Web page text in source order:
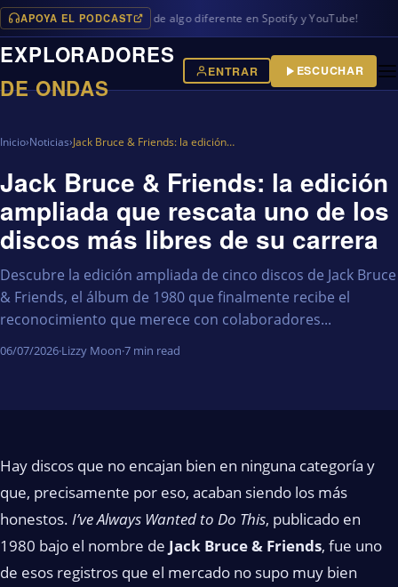
APOYA EL PODCAST
en iVoox, además de algo diferente en Spotify y YouTube!
EXPLORADORES
DE ONDAS
ENTRAR ESCUCHAR
Inicio›Noticias›Jack Bruce & Friends: la edición…
Jack Bruce & Friends: la edición
ampliada que rescata uno de los
discos más libres de su carrera
Descubre la edición ampliada de cinco discos de Jack Bruce
& Friends, el álbum de 1980 que finalmente recibe el
reconocimiento que merece con colaboradores...
06/07/2026·Lizzy Moon·7 min read
Hay discos que no encajan bien en ninguna categoría y
que, precisamente por eso, acaban siendo los más
honestos. I’ve Always Wanted to Do This, publicado en
1980 bajo el nombre de Jack Bruce & Friends, fue uno
de esos registros que el mercado no supo muy bien